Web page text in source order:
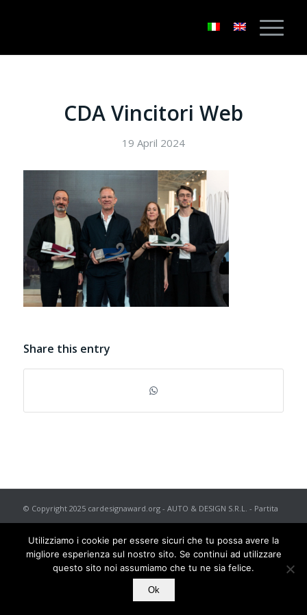
CDA Vincitori Web
19 April 2024
Share this entry
© Copyright 2025 cardesignaward.org - AUTO & DESIGN S.R.L. - Partita
I.V.A. IT02433250012 - REA n. 557672 C.C.I.A.A. di Torino - Capitale
Sociale € 50.000 i.v. - Powered byTosoLab
Utilizziamo i cookie per essere sicuri che tu possa avere la
migliore esperienza sul nostro sito. Se continui ad utilizzare
questo sito noi assumiamo che tu ne sia felice.
Ok